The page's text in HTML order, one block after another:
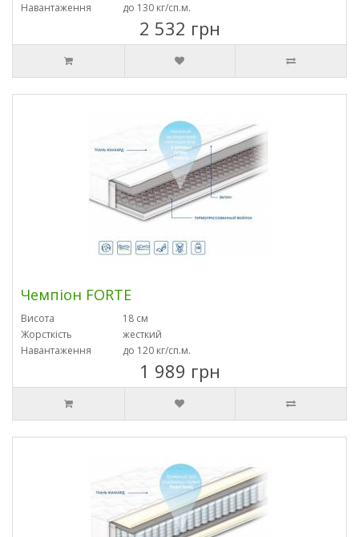
Навантаження
до 130 кг/сп.м.
2 532 грн
Чемпіон FORTE
Висота
18 см
Жорсткість
жесткий
Навантаження
до 120 кг/сп.м.
1 989 грн